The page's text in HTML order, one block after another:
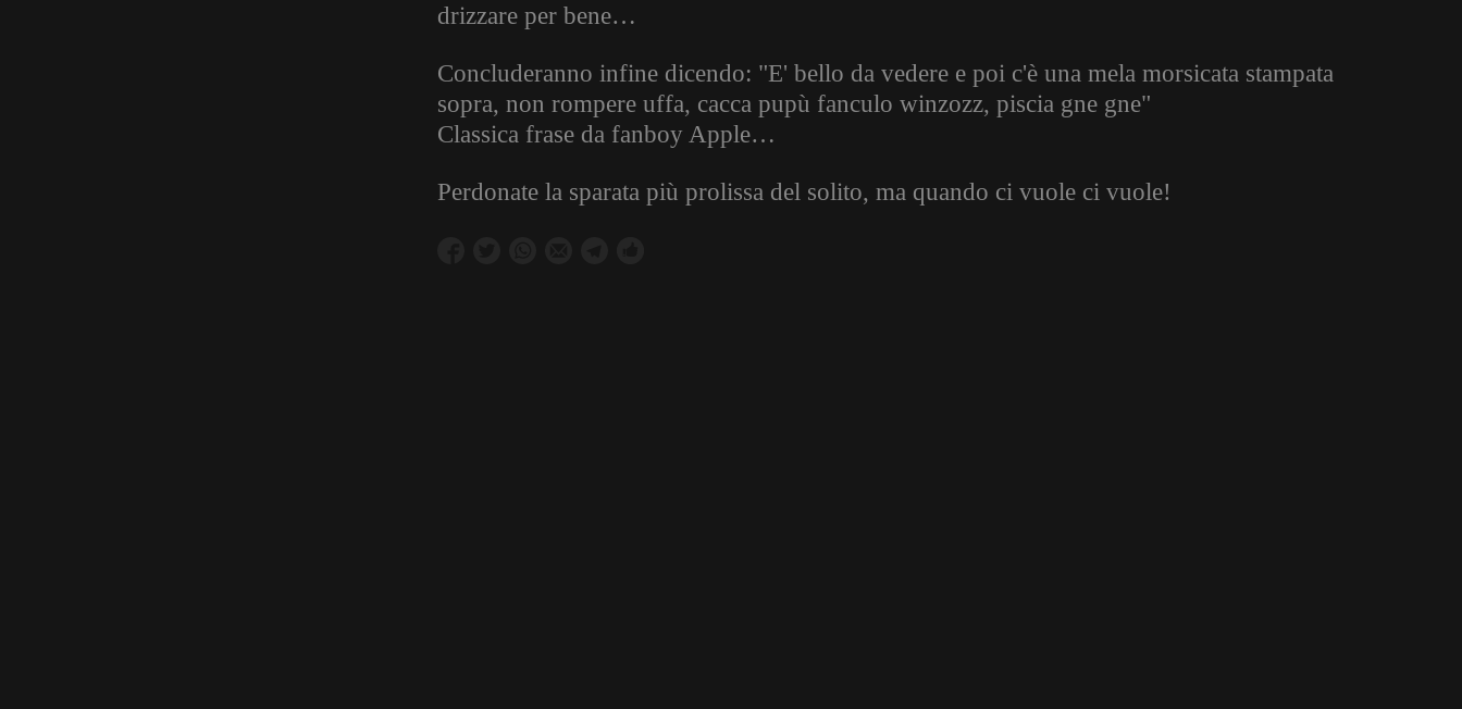
drizzare per bene…
Concluderanno infine dicendo: "E' bello da vedere e poi c'è una mela morsicata stampata
sopra, non rompere uffa, cacca pupù fanculo winzozz, piscia gne gne"
Classica frase da fanboy Apple…
Perdonate la sparata più prolissa del solito, ma quando ci vuole ci vuole!